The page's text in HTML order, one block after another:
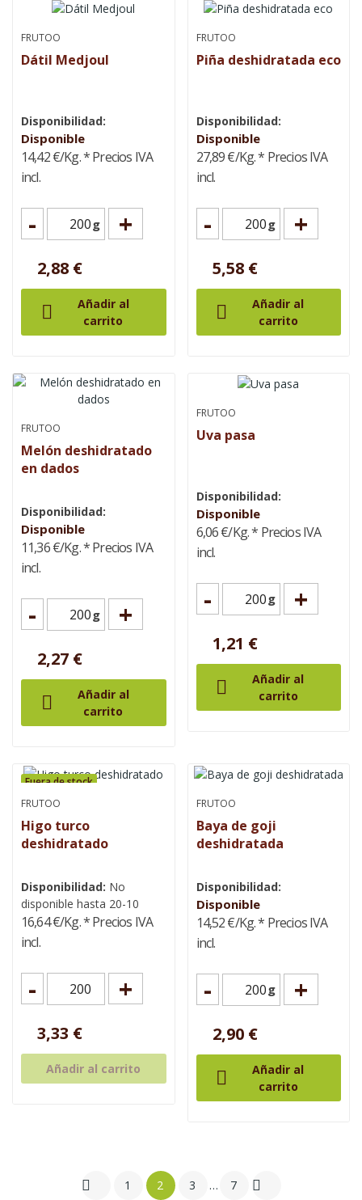
FRUTOO
Dátil Medjoul
Disponibilidad:
Disponible
14,42 €/Kg.* Precios IVA
incl.
- +
g
2,88 €

Añadir al
carrito
FRUTOO
Piña deshidratada eco
Disponibilidad:
Disponible
27,89 €/Kg.* Precios IVA
incl.
- +
g
5,58 €

Añadir al
carrito
FRUTOO
Melón deshidratado
en dados
Disponibilidad:
Disponible
11,36 €/Kg.* Precios IVA
incl.
- +
g
2,27 €

Añadir al
carrito
FRUTOO
Uva pasa
Disponibilidad:
Disponible
6,06 €/Kg.* Precios IVA
incl.
- +
g
1,21 €

Añadir al
carrito
Fuera de stock
FRUTOO
Higo turco
deshidratado
Disponibilidad: No
disponible hasta 20-10
16,64 €/Kg.* Precios IVA
incl.
- +
3,33 €
Añadir al carrito
FRUTOO
Baya de goji
deshidratada
Disponibilidad:
Disponible
14,52 €/Kg.* Precios IVA
incl.
- +
g
2,90 €

Añadir al
carrito
 1 2 3 … 7 